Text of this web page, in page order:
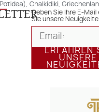
Chalkidiki,
Geben Sie Ihre E-Mail
Sie unsere
ERFAHREN
UNSERE